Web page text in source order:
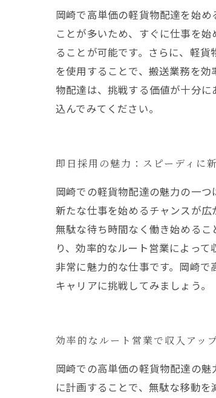
岡崎で高単価の軽貨物配達を始
ことが多いため、すぐに仕事を
ることが可能です。さらに、軽
を使用することで、搬送業務を
物配達は、挑戦する価値が十分
込んでみてください。
即日採用の魅力：スピーディに
岡崎での軽貨物配達の魅力の一
新たな仕事を始めるチャンスが広
無駄な待ち時間なく働き始める
り、効率的なルート営業によっ
非常に魅力的な仕事です。岡崎
キャリアに挑戦してみましょう。
効率的なルート営業で収入アッ
岡崎での高単価の軽貨物配達の
に計画することで、無駄な移動